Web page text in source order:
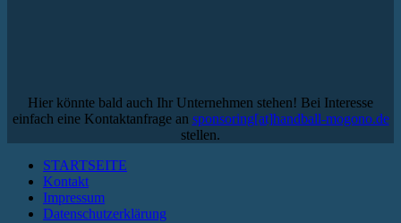
Hier könnte bald auch Ihr Unternehmen stehen! Bei Interesse
einfach eine Kontaktanfrage an sponsoring[at]handball-mogono.de
stellen.
STARTSEITE
Kontakt
Impressum
Datenschutzerklärung